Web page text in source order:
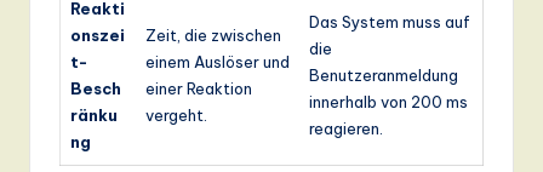
Reakti
onszei
t-
Besch
ränku
ng
Zeit, die zwischen
einem Auslöser und
einer Reaktion
vergeht.
Das System muss auf
die
Benutzeranmeldung
innerhalb von 200 ms
reagieren.